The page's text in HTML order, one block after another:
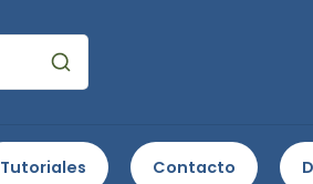
Tutoriales Contacto
Auxiliares y Medios Para pinturas